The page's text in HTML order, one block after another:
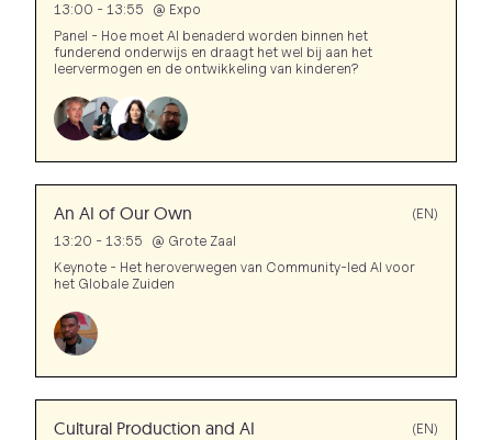
13:00 - 13:55 @ Expo
Panel - Hoe moet AI benaderd worden binnen het
funderend onderwijs en draagt het wel bij aan het
leervermogen en de ontwikkeling van kinderen?
(EN)
An AI of Our Own
13:20 - 13:55 @ Grote Zaal
Keynote - Het heroverwegen van Community-led AI voor
het Globale Zuiden
(EN)
Cultural Production and AI